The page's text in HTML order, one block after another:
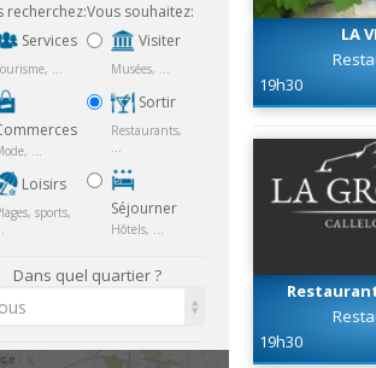
recherchez:
Services
...
...
Loisirs
sports,
Vous souhaitez:
Visiter
Musées, ...
Sortir
Restaurants,
...
Séjourner
Hôtels, ...
Dans quel quartier ?
LA
19h30
19h30